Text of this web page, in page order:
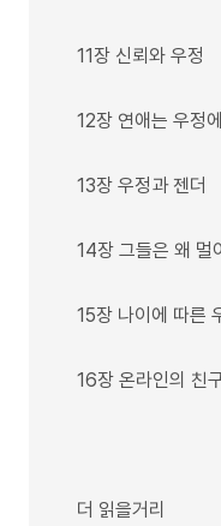
11장 신뢰와 우정
12장 연애는 우정
13장 우정과 젠더
14장 그들은 왜 멀
15장 나이에 따른
16장 온라인의 친
더 읽을거리